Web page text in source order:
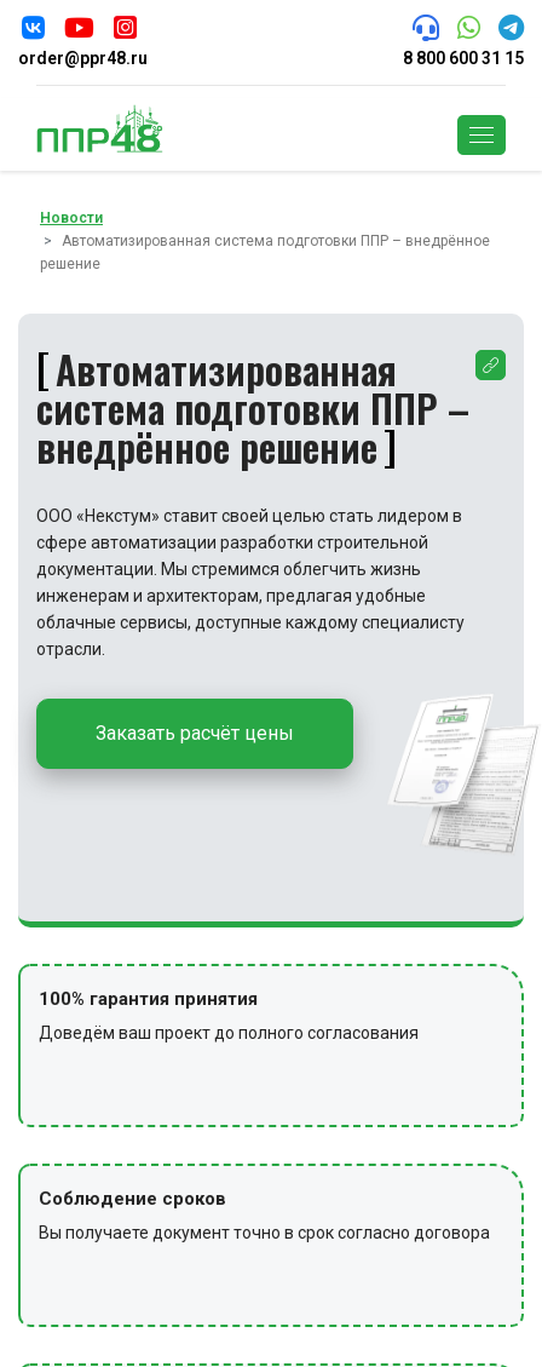
order@ppr48.ru 8 800 600 31 15
Новости
Автоматизированная система подготовки ППР – внедрённое
решение
Автоматизированная
система подготовки ППР –
внедрённое решение
ООО «Некстум» ставит своей целью стать лидером в
сфере автоматизации разработки строительной
документации. Мы стремимся облегчить жизнь
инженерам и архитекторам, предлагая удобные
облачные сервисы, доступные каждому специалисту
отрасли.
Заказать расчёт цены
100% гарантия принятия
Доведём ваш проект до полного согласования
Соблюдение сроков
Вы получаете документ точно в срок согласно договора